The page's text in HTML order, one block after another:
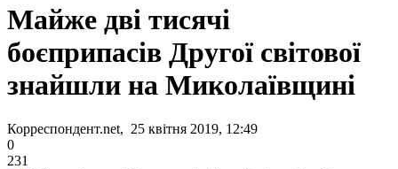
Майже дві тисячі
боєприпасів Другої світової
знайшли на Миколаївщині
Корреспондент.net, 25 квітня 2019, 12:49
0
231